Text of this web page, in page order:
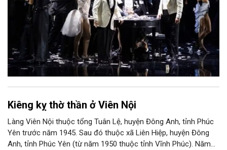
Kiêng kỵ thờ thần ở Viên Nội
Làng Viên Nội thuộc tổng Tuân Lệ, huyện Đông Anh, tỉnh Phúc
Yên trước năm 1945. Sau đó thuộc xã Liên Hiệp, huyện Đông
Anh, tỉnh Phúc Yên (từ năm 1950 thuộc tỉnh Vĩnh Phúc). Năm